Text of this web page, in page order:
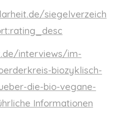
siegelverzeich
interviews/im-
biozyklisch-
die-bio-vegane-
Informationen